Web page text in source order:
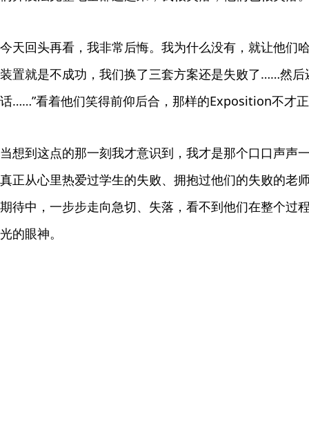
今天回头再看，我非常后悔。我为什么没有，就让他们
装置就是不成功，我们换了三套方案还是失败了……然
话……”看着他们笑得前仰后合，那样的Exposition不才
当想到这点的那一刻我才意识到，我才是那个口口声声
真正从心里热爱过学生的失败、拥抱过他们的失败的老
期待中，一步步走向急切、失落，看不到他们在整个过
光的眼神。